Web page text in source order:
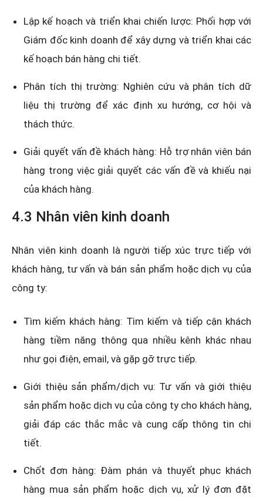
Lập kế hoạch và triển khai chiến lược: Phối hợp với
Giám đốc kinh doanh để xây dựng và triển khai các
kế hoạch bán hàng chi tiết.
Phân tích thị trường: Nghiên cứu và phân tích dữ
liệu thị trường để xác định xu hướng, cơ hội và
thách thức.
Giải quyết vấn đề khách hàng: Hỗ trợ nhân viên bán
hàng trong việc giải quyết các vấn đề và khiếu nại
của khách hàng.
4.3 Nhân viên kinh doanh
Nhân viên kinh doanh là người tiếp xúc trực tiếp với
khách hàng, tư vấn và bán sản phẩm hoặc dịch vụ của
công ty:
Tìm kiếm khách hàng: Tìm kiếm và tiếp cận khách
hàng tiềm năng thông qua nhiều kênh khác nhau
như gọi điện, email, và gặp gỡ trực tiếp.
Giới thiệu sản phẩm/dịch vụ: Tư vấn và giới thiệu
sản phẩm hoặc dịch vụ của công ty cho khách hàng,
giải đáp các thắc mắc và cung cấp thông tin chi
tiết.
Chốt đơn hàng: Đàm phán và thuyết phục khách
hàng mua sản phẩm hoặc dịch vụ, xử lý đơn đặt